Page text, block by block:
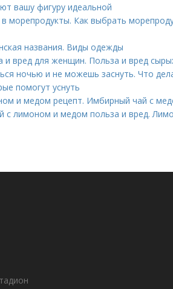
вашу фигуру идеальной
морепродукты. Как выбрать
названия. Виды одежды
и вред для женщин. Польза и вред
ночью и не можешь заснуть. Что
помогут уснуть
и медом рецепт. Имбирный чай с
с лимоном и медом польза и вред.